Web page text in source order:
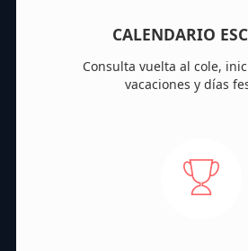
CALENDARIO
Consulta vuelta al cole,
vacaciones y días